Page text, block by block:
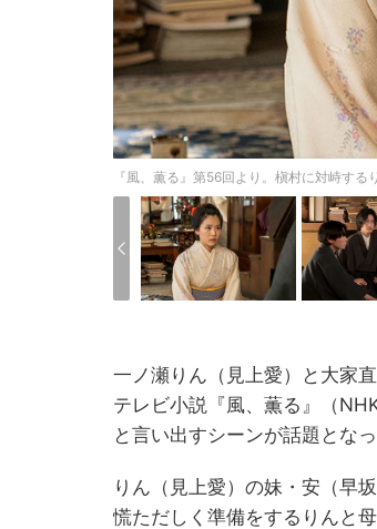
『風、薫る』第56回より。槇村に対峙す
一ノ瀬りん（見上愛）と大家
テレビ小説『風、薫る』（
と言い出すシーンが話題となっ
りん（見上愛）の妹・安（早
慌ただしく準備をするりんと